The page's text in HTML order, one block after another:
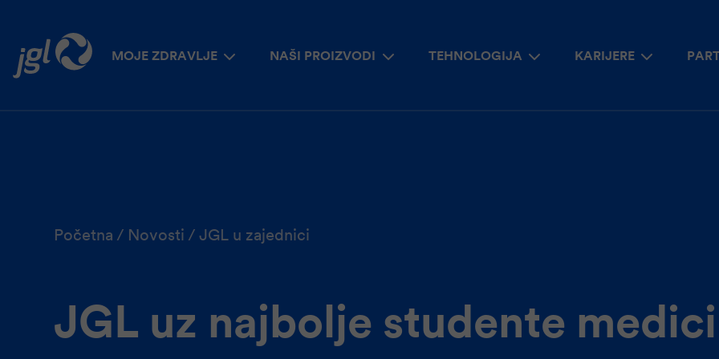
MOJE ZDRAVLJE NAŠI PROIZVODI TEHNOLOGIJA KARIJERE
Početna Novosti JGL u zajednici
JGL uz najbolje studente